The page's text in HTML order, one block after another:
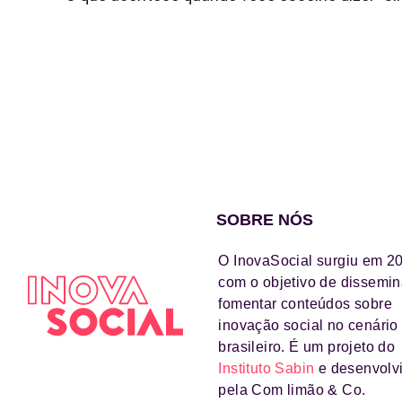
SOBRE NÓS
O InovaSocial surgiu em
com o objetivo de
fomentar conteúdos sobre
inovação social no cenário
brasileiro. É um projeto do
Instituto Sabin e
pela Com limão & Co.